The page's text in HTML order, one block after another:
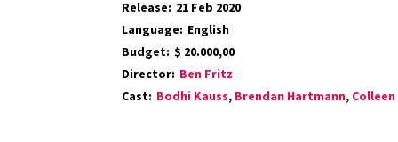
Release: 21 Feb 2020
Language: English
Budget: $ 20.000,00
Director: Ben Fritz
Cast: Bodhi Kauss, Brendan Hartmann,